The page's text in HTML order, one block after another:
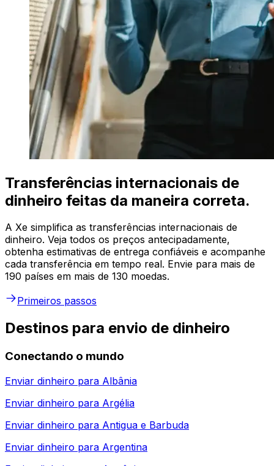
Transferências internacionais de
dinheiro feitas da maneira correta.
A Xe simplifica as transferências internacionais de
dinheiro. Veja todos os preços antecipadamente,
obtenha estimativas de entrega confiáveis e acompanhe
cada transferência em tempo real. Envie para mais de
190 países em mais de 130 moedas.
Primeiros passos
Destinos para envio de dinheiro
Conectando o mundo
Enviar dinheiro para Albânia
Enviar dinheiro para Argélia
Enviar dinheiro para Antigua e Barbuda
Enviar dinheiro para Argentina